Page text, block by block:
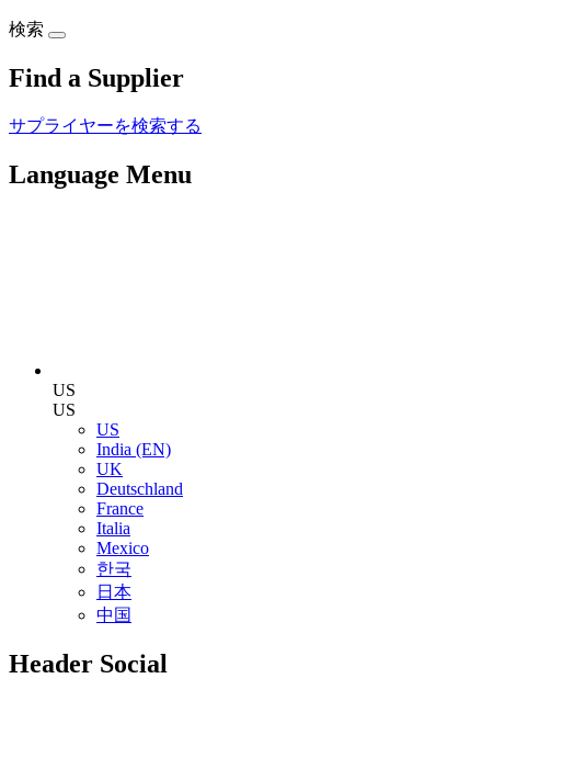
検索
Find a Supplier
サプライヤーを検索する
Language Menu
US
US
US
India (EN)
UK
Deutschland
France
Italia
Mexico
한국
日本
中国
Header Social